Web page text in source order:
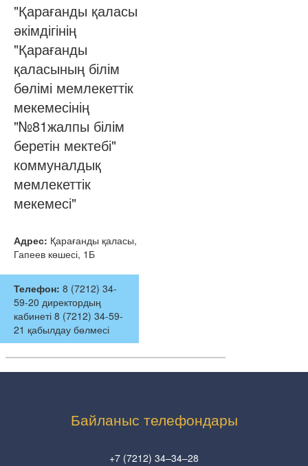
"Қарағанды қаласы
әкімдігінің
"Қарағанды
қаласының білім
бөлімі мемлекеттік
мекемесінің
"№81жалпы білім
беретін мектебі"
коммуналдық
мемлекеттік
мекемесі"
Адрес: Қарағанды қаласы,
Гапеев көшесі, 1Б
Телефон: 8 (7212) 34-
59-20 директордың
кабинеті 8 (7212) 34-59-
21 қабылдау бөлмесі
Байланыс телефондары
+7 (7212) 34–34–28